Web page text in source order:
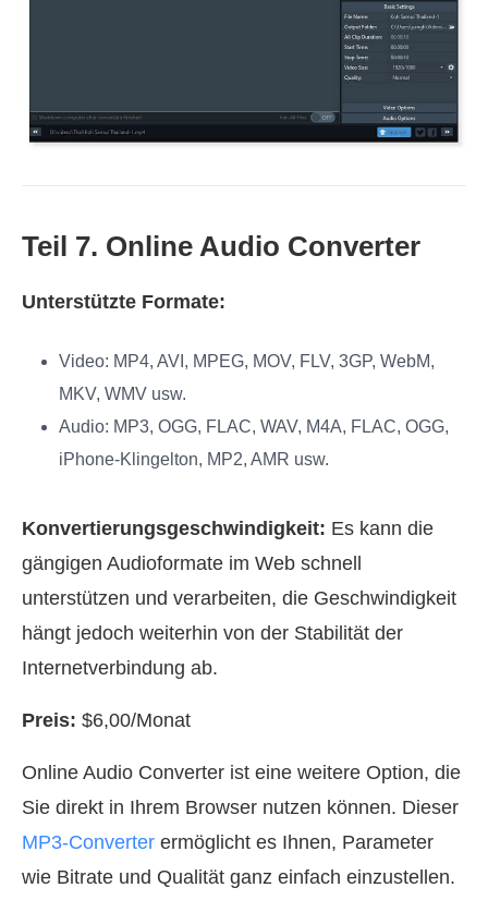
Teil 7. Online Audio Converter
Unterstützte Formate:
Video: MP4, AVI, MPEG, MOV, FLV, 3GP, WebM,
MKV, WMV usw.
Audio: MP3, OGG, FLAC, WAV, M4A, FLAC, OGG,
iPhone-Klingelton, MP2, AMR usw.
Konvertierungsgeschwindigkeit: Es kann die
gängigen Audioformate im Web schnell
unterstützen und verarbeiten, die Geschwindigkeit
hängt jedoch weiterhin von der Stabilität der
Internetverbindung ab.
Preis: $6,00/Monat
Online Audio Converter ist eine weitere Option, die
Sie direkt in Ihrem Browser nutzen können. Dieser
MP3-Converter ermöglicht es Ihnen, Parameter
wie Bitrate und Qualität ganz einfach einzustellen.